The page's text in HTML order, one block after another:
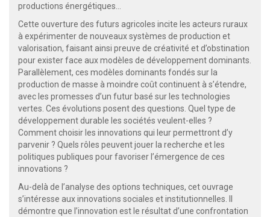
productions énergétiques…
Cette ouverture des futurs agricoles incite les acteurs ruraux
à expérimenter de nouveaux systèmes de production et
valorisation, faisant ainsi preuve de créativité et d’obstination
pour exister face aux modèles de développement dominants.
Parallèlement, ces modèles dominants fondés sur la
production de masse à moindre coût continuent à s’étendre,
avec les promesses d’un futur basé sur les technologies
vertes. Ces évolutions posent des questions. Quel type de
développement durable les sociétés veulent-elles ?
Comment choisir les innovations qui leur permettront d’y
parvenir ? Quels rôles peuvent jouer la recherche et les
politiques publiques pour favoriser l’émergence de ces
innovations ?
Au-delà de l’analyse des options techniques, cet ouvrage
s’intéresse aux innovations sociales et institutionnelles. Il
démontre que l’innovation est le résultat d’une confrontation